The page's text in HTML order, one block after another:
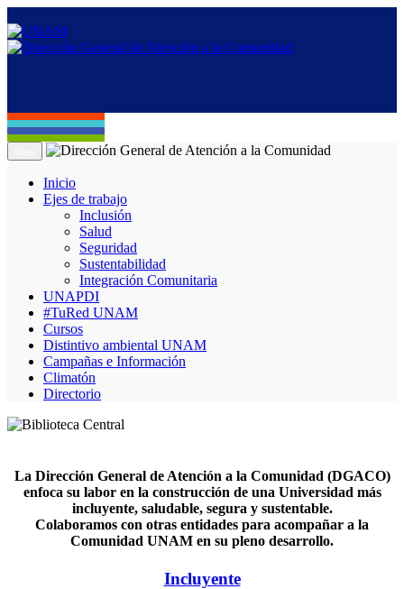
Inicio
Ejes de trabajo
Inclusión
Salud
Seguridad
Sustentabilidad
Integración Comunitaria
UNAPDI
#TuRed UNAM
Cursos
Distintivo ambiental UNAM
Campañas e Información
Climatón
Directorio
La Dirección General de Atención a la Comunidad (DGACO)
enfoca su labor en la construcción de una Universidad más
incluyente, saludable, segura y sustentable.
Colaboramos con otras entidades para acompañar a la
Comunidad UNAM en su pleno desarrollo.
Incluyente